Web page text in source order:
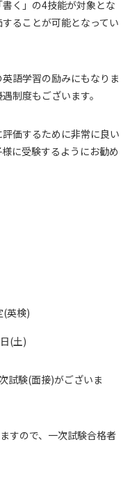
書く」の4技能が対象とな
ることが可能となってい
語学習の励みにもなりま
制度もございます。
価するために非常に良い
に受験するようにお勧め
英検)
(土)
試験(面接)がございま
すので、一次試験合格者